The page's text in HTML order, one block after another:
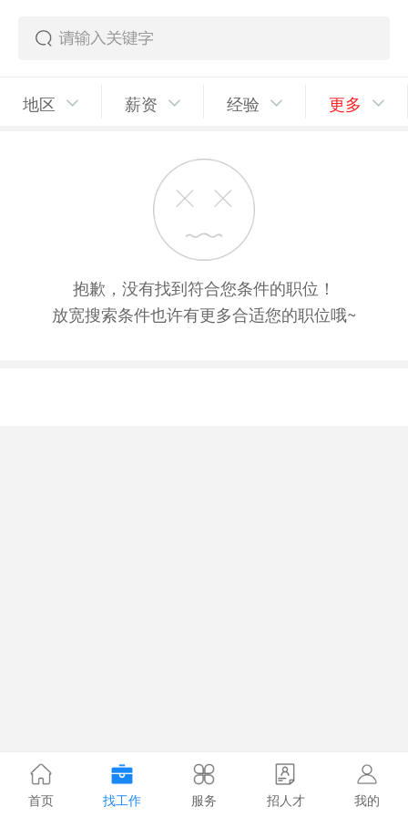
地区 薪资 经验 更多
抱歉，没有找到符合您条件的职位！
放宽搜索条件也许有更多合适您的职位哦~
首页 找工作 服务 招人才 我的